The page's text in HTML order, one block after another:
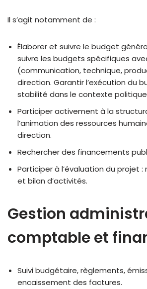
Il s’agit notamment de :
Élaborer et suivre le budget
suivre les budgets spécifiques
(communication, technique,
direction. Garantir l’exécution du
stabilité dans le contexte
Participer activement à la
l’animation des ressources
direction.
Rechercher des financements
Participer à l’évaluation du projet
et bilan d’activités.
Gestion
comptable et
Suivi budgétaire, règlements,
encaissement des factures.